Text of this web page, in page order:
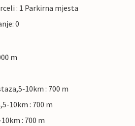
: 1 Parkirna mjesta
0
m
10km : 700 m
10km : 700 m
: 700 m